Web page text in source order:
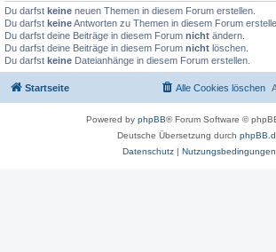
Du darfst keine neuen Themen in diesem Forum erstellen.
Du darfst keineAntworten zu Themen in diesem Forum
Du darfst deine Beiträge in diesem Forum nicht ändern.
Du darfst deine Beiträge in diesem Forum nicht löschen.
Du darfst keine Dateianhänge in diesem Forum erstellen.
Startseite Alle Cookies löschen
Powered by phpBB® Forum Software ©
Deutsche Übersetzung durch
Datenschutz| Nutzungsbedingungen